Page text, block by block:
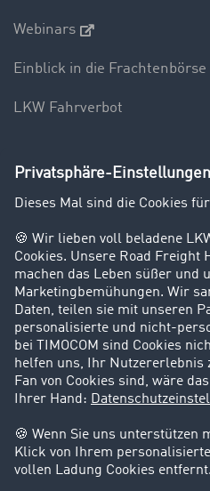
Webinars
Einblick in die Frachtenbörse
LKW Fahrverbot
Unternehmen
Kunden werben Kunden
Success Stories
Karriere
Support
Kontakt
Rechtliches
Impressum